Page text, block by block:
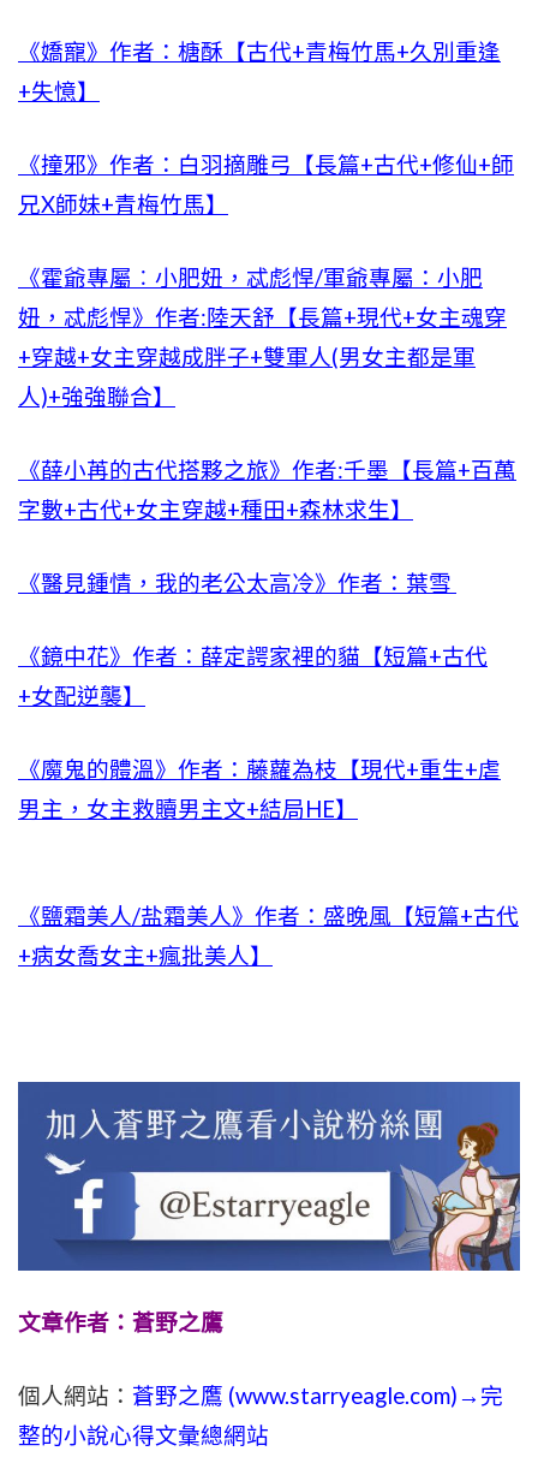
《嬌寵》作者：榶酥【古代+青梅竹馬+久別重逢
+失憶】
《撞邪》作者：白羽摘雕弓【長篇+古代+修仙+師
兄X師妹+青梅竹馬】
《霍爺專屬︰小肥妞，忒彪悍/軍爺專屬：小肥
妞，忒彪悍》作者:陸天舒【長篇+現代+女主魂穿
+穿越+女主穿越成胖子+雙軍人(男女主都是軍
人)+強強聯合】
《薛小苒的古代搭夥之旅》作者:千墨【長篇+百萬
字數+古代+女主穿越+種田+森林求生】
《醫見鍾情，我的老公太高冷》作者：葉雪
《鏡中花》作者：薛定諤家裡的貓【短篇+古代
+女配逆襲】
《魔鬼的體溫》作者：藤蘿為枝【現代+重生+虐
男主，女主救贖男主文+結局HE】
《鹽霜美人/盐霜美人》作者：盛晚風【短篇+古代
+病女喬女主+瘋批美人】
文章作者：蒼野之鷹
個人網站： 蒼野之鷹 (www.starryeagle.com)→完
整的小說心得文彙總網站